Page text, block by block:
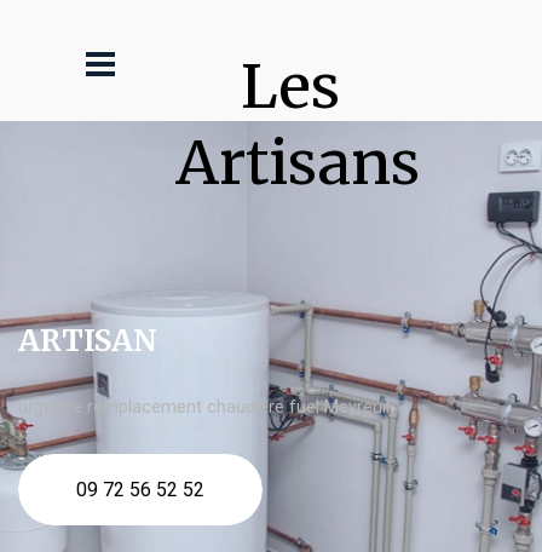
Les
Artisans
ARTISAN
urgence remplacement chaudière fuel Meyreuil
09 72 56 52 52